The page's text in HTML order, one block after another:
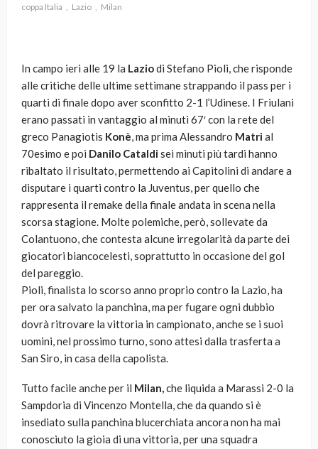
coppa Italia
Lazio Milan
In campo ieri alle 19 la Laziodi Stefano Pioli, che risponde
alle critiche delle ultime settimane strappando il pass per i
quarti di finale dopo aver sconfitto 2-1 l’Udinese. I Friulani
erano passati in vantaggio al minuti 67′ con la rete del
greco Panagiotis Konè, ma prima Alessandro Matrial
70esimo e poi Danilo Cataldisei minuti più tardi hanno
ribaltato il risultato, permettendo ai Capitolini di andare a
disputare i quarti contro la Juventus, per quello che
rappresenta il remake della finale andata in scena nella
scorsa stagione. Molte polemiche, però, sollevate da
Colantuono, che contesta alcune irregolarità da parte dei
giocatori biancocelesti, soprattutto in occasione del gol
del pareggio.
Pioli, finalista lo scorso anno proprio contro la Lazio, ha
per ora salvato la panchina, ma per fugare ogni dubbio
dovrà ritrovare la vittoria in campionato, anche se i suoi
uomini, nel prossimo turno, sono attesi dalla trasferta a
San Siro, in casa della capolista.
Tutto facile anche per il Milan,che liquida a Marassi 2-0 la
Sampdoria di Vincenzo Montella, che da quando si è
insediato sulla panchina blucerchiata ancora non ha mai
conosciuto la gioia di una vittoria, per una squadra